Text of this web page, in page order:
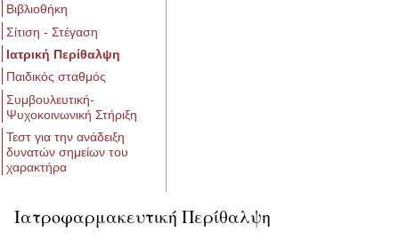
Βιβλιοθήκη
Σίτιση - Στέγαση
Ιατρική Περίθαλψη
Παιδικός σταθμός
Συμβουλευτική-
Ψυχοκοινωνική Στήριξη
Τεστ για την ανάδειξη
δυνατών σημείων του
χαρακτήρα
Ιατροφαρμακευτική Περίθαλψη